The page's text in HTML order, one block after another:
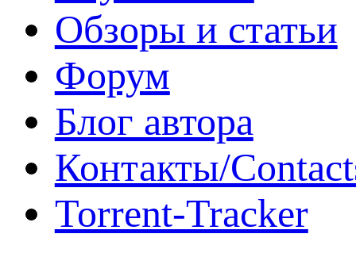
Обзоры и статьи
Форум
Блог автора
Контакты/
Torrent-Tracker